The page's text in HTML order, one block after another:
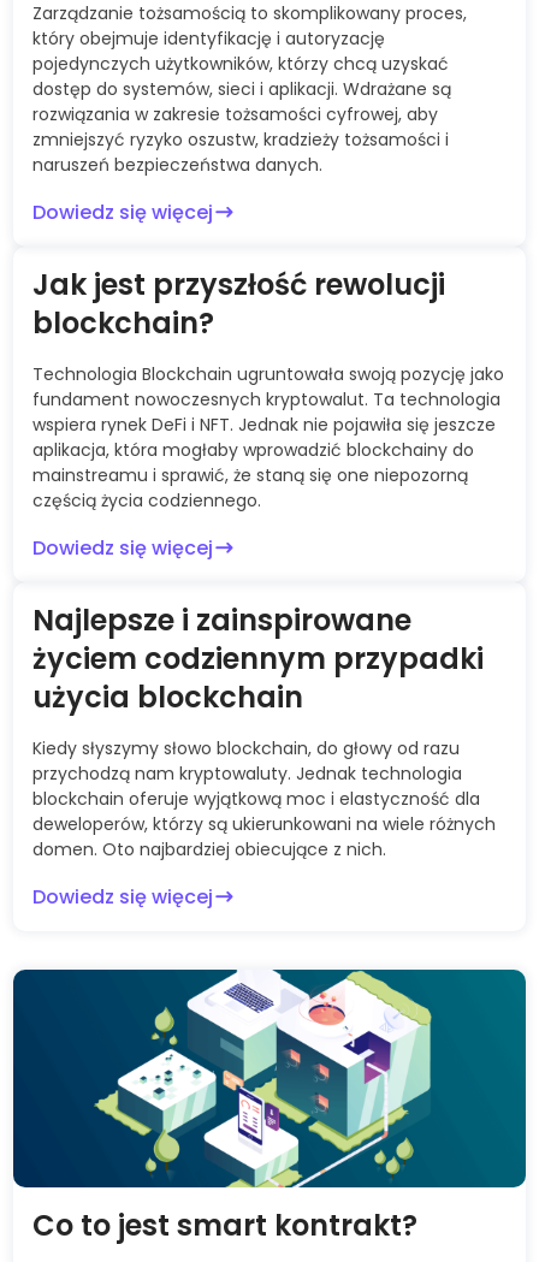
Zarządzanie tożsamością to skomplikowany proces,
który obejmuje identyfikację i autoryzację
pojedynczych użytkowników, którzy chcą uzyskać
dostęp do systemów, sieci i aplikacji. Wdrażane są
rozwiązania w zakresie tożsamości cyfrowej, aby
zmniejszyć ryzyko oszustw, kradzieży tożsamości i
naruszeń bezpieczeństwa danych.
Dowiedz się więcej
Jak jest przyszłość rewolucji
blockchain?
Technologia Blockchain ugruntowała swoją pozycję jako
fundament nowoczesnych kryptowalut. Ta technologia
wspiera rynek DeFi i NFT. Jednak nie pojawiła się jeszcze
aplikacja, która mogłaby wprowadzić blockchainy do
mainstreamu i sprawić, że staną się one niepozorną
częścią życia codziennego.
Dowiedz się więcej
Najlepsze i zainspirowane
życiem codziennym przypadki
użycia blockchain
Kiedy słyszymy słowo blockchain, do głowy od razu
przychodzą nam kryptowaluty. Jednak technologia
blockchain oferuje wyjątkową moc i elastyczność dla
deweloperów, którzy są ukierunkowani na wiele różnych
domen. Oto najbardziej obiecujące z nich.
Dowiedz się więcej
Co to jest smart kontrakt?